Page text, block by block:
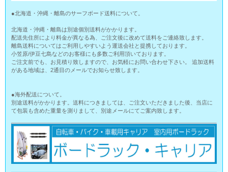
●北海道・沖縄・離島のサーフボード送料について。
北海道・沖縄・離島は別途個別送料がかかります。
配送先住所により料金が異なる為、ご注文後に改めて送料をご連絡致します。
離島送料についてはご利用しやすいよう運送会社と提携しております。
小笠原/伊豆七島などのお客様にも多数ご利用頂いております。
ご注文前でも、お見積り致しますので、お気軽にお問い合わせ下さい。 追加送料
がある地域は、2通目のメールでお知らせ致します。
●海外配送について。
別途送料がかかります。送料につきましては、ご注文いただきました後、当店に
て包装も含めた重量を測りまして、別途メールにてご案内致します。